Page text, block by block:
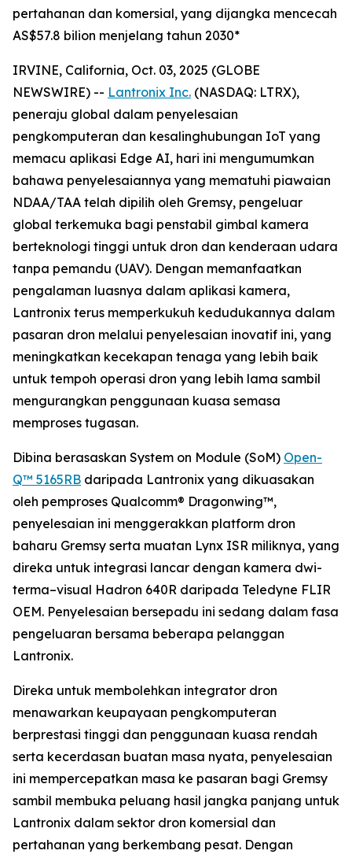
pertahanan dan komersial, yang dijangka mencecah
AS$57.8 bilion menjelang tahun 2030*
IRVINE, California, Oct. 03, 2025 (GLOBE
NEWSWIRE) -- Lantronix Inc. (NASDAQ: LTRX),
peneraju global dalam penyelesaian
pengkomputeran dan kesalinghubungan IoT yang
memacu aplikasi Edge AI, hari ini mengumumkan
bahawa penyelesaiannya yang mematuhi piawaian
NDAA/TAA telah dipilih oleh Gremsy, pengeluar
global terkemuka bagi penstabil gimbal kamera
berteknologi tinggi untuk dron dan kenderaan udara
tanpa pemandu (UAV). Dengan memanfaatkan
pengalaman luasnya dalam aplikasi kamera,
Lantronix terus memperkukuh kedudukannya dalam
pasaran dron melalui penyelesaian inovatif ini, yang
meningkatkan kecekapan tenaga yang lebih baik
untuk tempoh operasi dron yang lebih lama sambil
mengurangkan penggunaan kuasa semasa
memproses tugasan.
Dibina berasaskan System on Module (SoM) Open-
Q™ 5165RB daripada Lantronix yang dikuasakan
oleh pemproses Qualcomm® Dragonwing™,
penyelesaian ini menggerakkan platform dron
baharu Gremsy serta muatan Lynx ISR miliknya, yang
direka untuk integrasi lancar dengan kamera dwi-
terma–visual Hadron 640R daripada Teledyne FLIR
OEM. Penyelesaian bersepadu ini sedang dalam fasa
pengeluaran bersama beberapa pelanggan
Lantronix.
Direka untuk membolehkan integrator dron
menawarkan keupayaan pengkomputeran
berprestasi tinggi dan penggunaan kuasa rendah
serta kecerdasan buatan masa nyata, penyelesaian
ini mempercepatkan masa ke pasaran bagi Gremsy
sambil membuka peluang hasil jangka panjang untuk
Lantronix dalam sektor dron komersial dan
pertahanan yang berkembang pesat. Dengan